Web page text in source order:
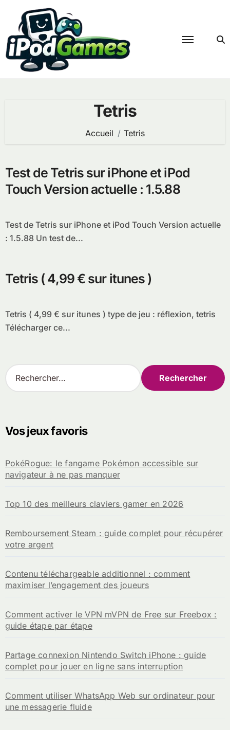
contenu
Tetris
Accueil Tetris
Test de Tetris sur iPhone et iPod
Touch Version actuelle : 1.5.88
Test de Tetris sur iPhone et iPod Touch Version actuelle
: 1.5.88 Un test de...
Tetris ( 4,99 € sur itunes )
Tetris ( 4,99 € sur itunes ) type de jeu : réflexion, tetris
Télécharger ce...
R
e
r
c
e
r
Vos jeux favoris
PokéRogue: le fangame Pokémon accessible sur
navigateur à ne pas manquer
Top 10 des meilleurs claviers gamer en 2026
Remboursement Steam : guide complet pour récupérer
votre argent
Contenu téléchargeable additionnel : comment
maximiser l’engagement des joueurs
Comment activer le VPN mVPN de Free sur Freebox :
guide étape par étape
Partage connexion Nintendo Switch iPhone : guide
complet pour jouer en ligne sans interruption
Comment utiliser WhatsApp Web sur ordinateur pour
une messagerie fluide